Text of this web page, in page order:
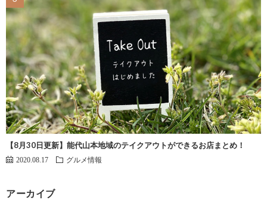
【8月30日更新】能代山本地域のテイクアウトができるお店まとめ！
2020.08.17 グルメ情報
アーカイブ